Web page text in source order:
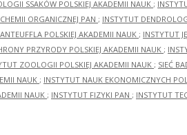
SSAKÓW POLSKIEJ AKADEMII NAUK ;
ORGANICZNEJ PAN ; INSTYTUT
POLSKIEJ AKADEMII NAUK ; INSTYTUT
PRZYRODY POLSKIEJ AKADEMII NAUK ;
ZOOLOGII POLSKIEJ AKADEMII NAUK ; SIEĆ
NAUK ; INSTYTUT NAUK EKONOMICZNYCH
NAUK ; INSTYTUT FIZYKI PAN ; INSTYTUT